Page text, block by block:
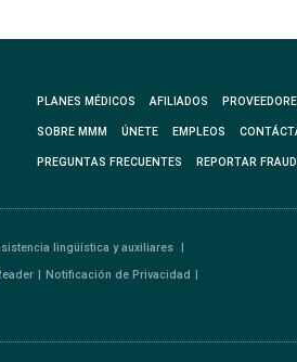
PLANES MÉDICOS AFILIADOS
SOBRE MMM ÚNETE EMPLEOS
PREGUNTAS FRECUENTES REPORTAR
lingüística y auxiliares
Notificación de Privacidad